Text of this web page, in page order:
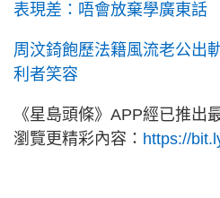
表現差：唔會放棄學廣東話
周汶錡飽歷法籍風流老公出
利者笑容
《星島頭條》APP經已推出
瀏覽更精彩內容： https://